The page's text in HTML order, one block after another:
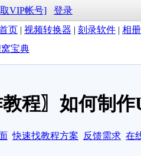
VIP帐号]
登录
页 | 视频转换器 | 刻录软件 | 相
宝典
程〗如何制
快速找教程方案 反馈需求 在